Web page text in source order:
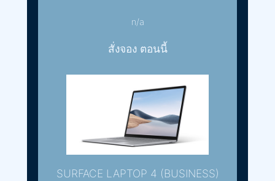
n/a
สั่งจอง ตอนนี้
SURFACE LAPTOP 4 (BUSINESS)